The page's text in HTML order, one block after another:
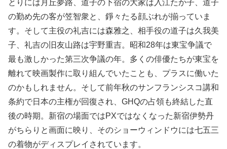
とりには月丘夢路、道子の下宿の大家は入江たか子、道子
の勤め先の客が笠智衆と、錚々たる顔ぶれが揃っていま
す。そして主役の礼吉には森雅之、相手役の道子は久我美
子、礼吉の旧友山路は宇野重吉。昭和28年は東宝争議で
最も激しかった第三次争議の年。多くの俳優たちが東宝を
離れて映画製作に取り組んでいたことも、プラスに働いた
のかもしれません。そして前年秋のサンフランシスコ講和
条約で日本の主権が回復され、GHQの占領も終結した直
後の時期。新宿の場面ではPXではなくなった新宿伊勢丹
がちらりと画面に映り、そのショーウィンドウには七五三
の着物がディスプレイされています。